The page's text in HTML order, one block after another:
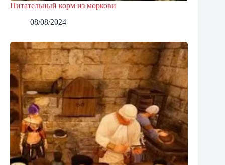
Питательный корм из моркови
08/08/2024